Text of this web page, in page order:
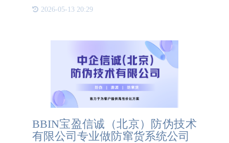
营销推广等多个领域。其中，“一物一码”技术更是凭
借其独特性、安全性和可追溯性，成为连接产品与消
2026-05-13 20:29
BBIN宝盈信诚（北京）防伪技术
有限公司专业做防窜货系统公司